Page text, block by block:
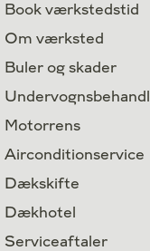
Book værkstedstid
Om værksted
Buler og skader
Motorrens
Airconditionservice
Dækskifte
Dækhotel
Serviceaftaler